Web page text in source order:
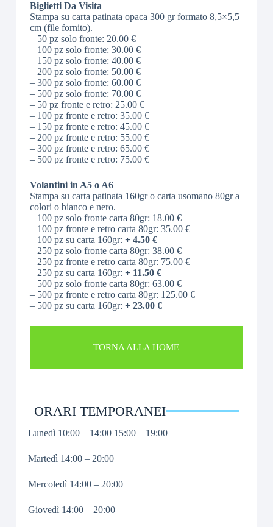
Biglietti Da Visita
Stampa su carta patinata opaca 300 gr formato 8,5×5,5
cm (file fornito).
– 50 pz solo fronte: 20.00 €
– 100 pz solo fronte: 30.00 €
– 150 pz solo fronte: 40.00 €
– 200 pz solo fronte: 50.00 €
– 300 pz solo fronte: 60.00 €
– 500 pz solo fronte: 70.00 €
– 50 pz fronte e retro: 25.00 €
– 100 pz fronte e retro: 35.00 €
– 150 pz fronte e retro: 45.00 €
– 200 pz fronte e retro: 55.00 €
– 300 pz fronte e retro: 65.00 €
– 500 pz fronte e retro: 75.00 €
Volantini in A5 o A6
Stampa su carta patinata 160gr o carta usomano 80gr a
colori o bianco e nero.
– 100 pz solo fronte carta 80gr: 18.00 €
– 100 pz fronte e retro carta 80gr: 35.00 €
– 100 pz su carta 160gr:+ 4.50 €
– 250 pz solo fronte carta 80gr: 38.00 €
– 250 pz fronte e retro carta 80gr: 75.00 €
– 250 pz su carta 160gr:+ 11.50 €
– 500 pz solo fronte carta 80gr: 63.00 €
– 500 pz fronte e retro carta 80gr: 125.00 €
– 500 pz su carta 160gr:+ 23.00 €
TORNA ALLA HOME
ORARI TEMPORANEI
Lunedì 10:00 – 14:00 15:00 – 19:00
Martedì 14:00 – 20:00
Mercoledì 14:00 – 20:00
Giovedì 14:00 – 20:00